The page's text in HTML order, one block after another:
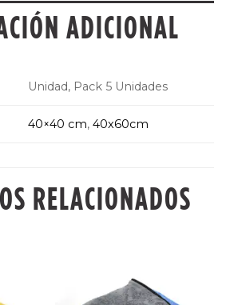
ADICIONAL
Unidad, Pack 5 Unidades
40×40 cm,40x60cm
RELACIONADOS